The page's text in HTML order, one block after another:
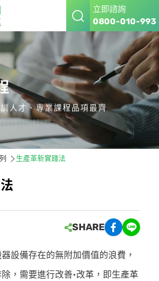
立即諮詢
0800-010-993
人才、專業課程品項最齊
生產革新實踐法
法
SHARE
設備存在的無附加價值的浪費，
，需要進行改善•改革，即生產革